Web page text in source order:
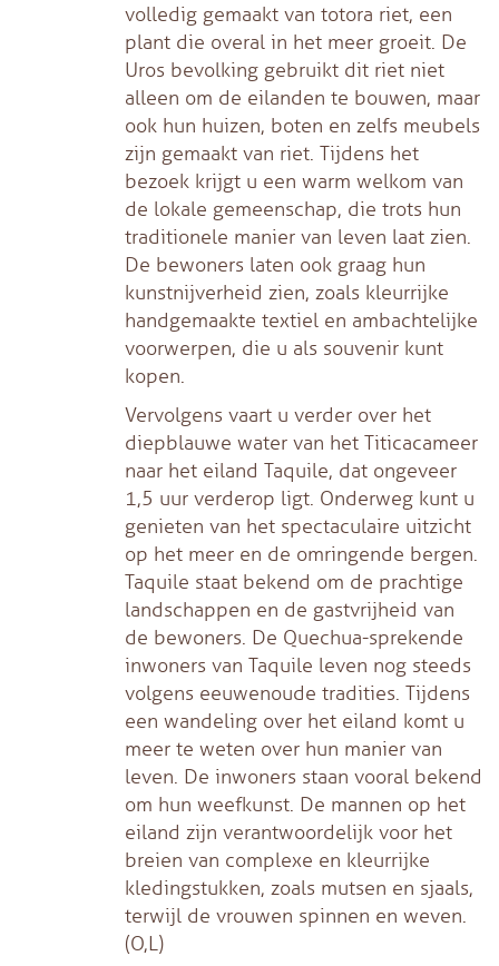
volledig gemaakt van totora riet, een
plant die overal in het meer groeit. De
Uros bevolking gebruikt dit riet niet
alleen om de eilanden te bouwen, maar
ook hun huizen, boten en zelfs meubels
zijn gemaakt van riet. Tijdens het
bezoek krijgt u een warm welkom van
de lokale gemeenschap, die trots hun
traditionele manier van leven laat zien.
De bewoners laten ook graag hun
kunstnijverheid zien, zoals kleurrijke
handgemaakte textiel en ambachtelijke
voorwerpen, die u als souvenir kunt
kopen.
Vervolgens vaart u verder over het
diepblauwe water van het Titicacameer
naar het eiland Taquile, dat ongeveer
1,5 uur verderop ligt. Onderweg kunt u
genieten van het spectaculaire uitzicht
op het meer en de omringende bergen.
Taquile staat bekend om de prachtige
landschappen en de gastvrijheid van
de bewoners. De Quechua-sprekende
inwoners van Taquile leven nog steeds
volgens eeuwenoude tradities. Tijdens
een wandeling over het eiland komt u
meer te weten over hun manier van
leven. De inwoners staan vooral bekend
om hun weefkunst. De mannen op het
eiland zijn verantwoordelijk voor het
breien van complexe en kleurrijke
kledingstukken, zoals mutsen en sjaals,
terwijl de vrouwen spinnen en weven.
(O,L)